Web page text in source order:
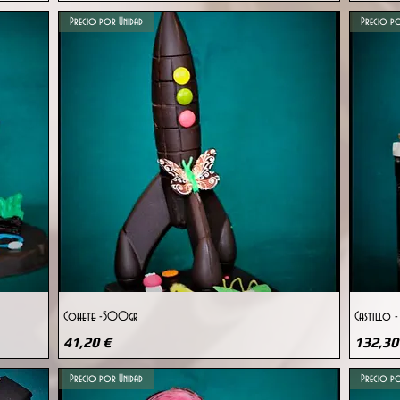
Precio por Unidad
Cohete -500gr
Precio
41,20 €
Precio
Castillo -
Precio
Precio por Unidad Precio